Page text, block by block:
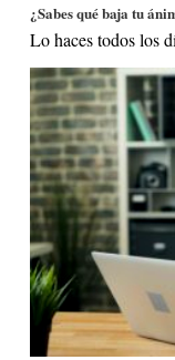
¿Sabes qué baja tu
Lo haces todos los